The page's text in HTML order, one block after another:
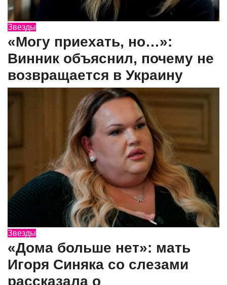
Звезды
«Могу приехать, но…»:
Винник объяснил, почему не
возвращается в Украину
Звезды
«Дома больше нет»: мать
Игоря Синяка со слезами
рассказала о